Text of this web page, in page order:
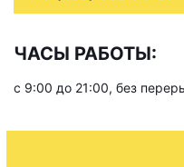
ЧАСЫ РАБОТЫ:
с 9:00 до 21:00, без